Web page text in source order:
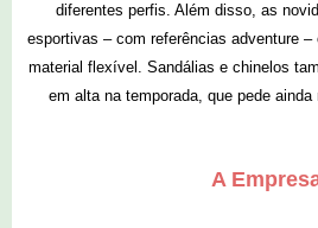
diferentes perfis. Além disso, as
esportivas – com referências adventure
material flexível. Sandálias e chinelos
em alta na temporada, que pede
A